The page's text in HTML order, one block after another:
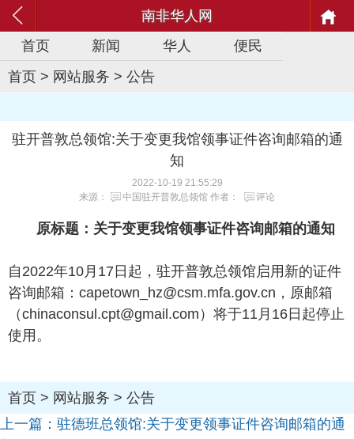
南非华人网
首页
新闻 华人
便民
首页 > 网站服务 > 公告
驻开普敦总领馆:关于变更我馆领事证件咨询邮箱的通
知
2022-10-19 21:55:29
来源：
中国驻开普敦总领馆 作者： 评论
原标题：关于变更我馆领事证件咨询邮箱的通知
自2022年10月17日起，驻开普敦总领馆启用新的证件
咨询邮箱：capetown_hz@csm.mfa.gov.cn，原邮箱
（chinaconsul.cpt@gmail.com）将于11月16日起停止
使用。
首页 > 网站服务 > 公告
上一篇： 驻德班总领馆:关于变更领事证件咨询邮箱的通